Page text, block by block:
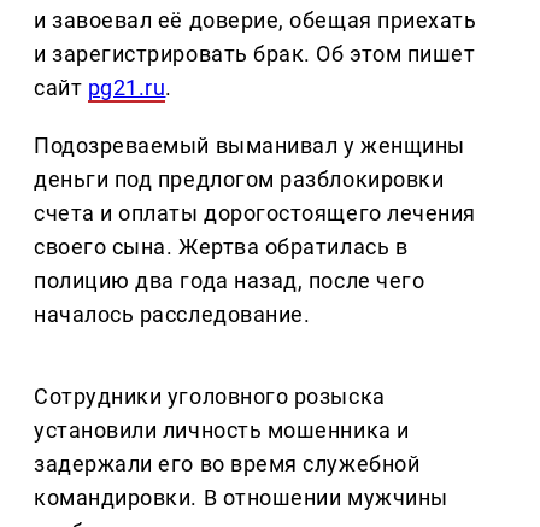
и завоевал её доверие, обещая приехать
и зарегистрировать брак. Об этом пишет
сайт pg21.ru.
Подозреваемый выманивал у женщины
деньги под предлогом разблокировки
счета и оплаты дорогостоящего лечения
своего сына. Жертва обратилась в
полицию два года назад, после чего
началось расследование.
Сотрудники уголовного розыска
установили личность мошенника и
задержали его во время служебной
командировки. В отношении мужчины